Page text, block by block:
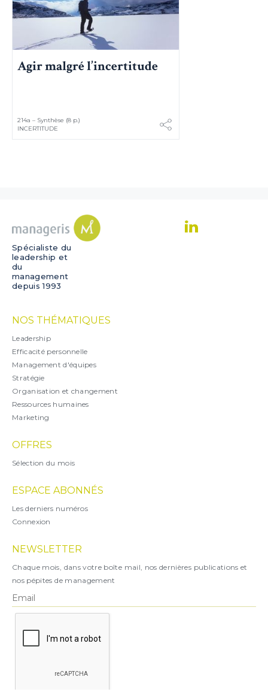
Agir malgré l’incertitude
214a – Synthèse (8 p.)
INCERTITUDE
Spécialiste du
leadership et
du
management
depuis 1993
NOS THÉMATIQUES
Leadership
Efficacité personnelle
Management d'équipes
Stratégie
Organisation et changement
Ressources humaines
Marketing
OFFRES
Sélection du mois
ESPACE ABONNÉS
Les derniers numéros
Connexion
NEWSLETTER
Chaque mois, dans votre boîte mail, nos dernières publications et
nos pépites de management